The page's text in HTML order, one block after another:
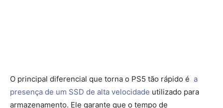
O principal diferencial que torna o PS5 tão rápido é a
presença de um SSD de alta velocidade utilizado para
armazenamento. Ele garante que o tempo de